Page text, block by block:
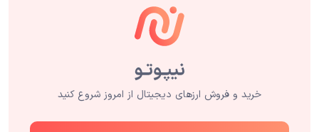
خرید و فروش ارزهای دیجیتال از امروز شروع کنید